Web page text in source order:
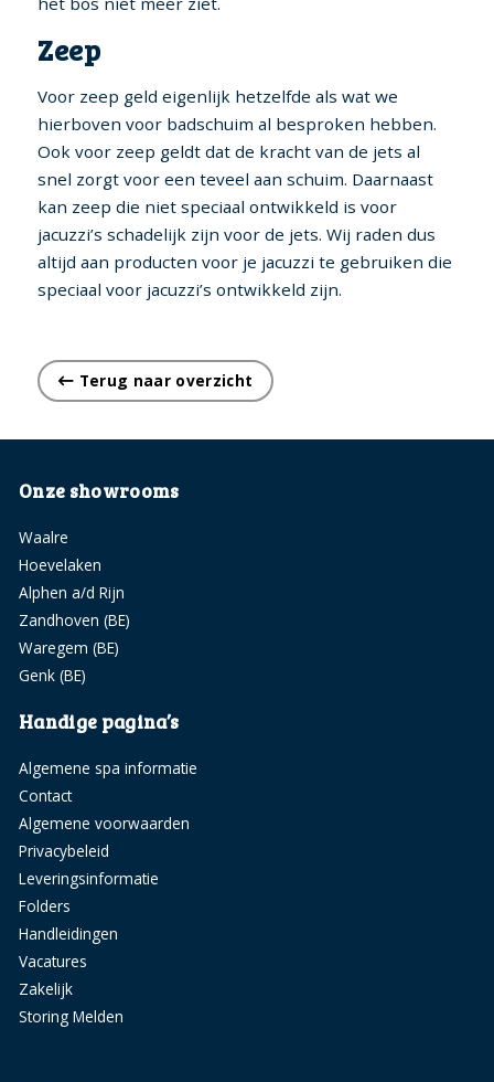
Zeep
Voor zeep geld eigenlijk hetzelfde als wat we
hierboven voor badschuim al besproken hebben.
Ook voor zeep geldt dat de kracht van de jets al
snel zorgt voor een teveel aan schuim. Daarnaast
kan zeep die niet speciaal ontwikkeld is voor
jacuzzi’s schadelijk zijn voor de jets. Wij raden dus
altijd aan producten voor je jacuzzi te gebruiken die
speciaal voor jacuzzi’s ontwikkeld zijn.
Terug naar overzicht
Onze showrooms
Waalre
Hoevelaken
Alphen a/d Rijn
Zandhoven (BE)
Waregem (BE)
Genk (BE)
Handige pagina’s
Algemene spa informatie
Contact
Algemene voorwaarden
Privacybeleid
Leveringsinformatie
Folders
Handleidingen
Vacatures
Zakelijk
Storing Melden